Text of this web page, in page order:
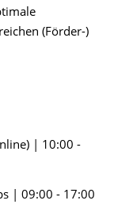
(Förder-)
| 10:00 -
| 09:00 - 17:00